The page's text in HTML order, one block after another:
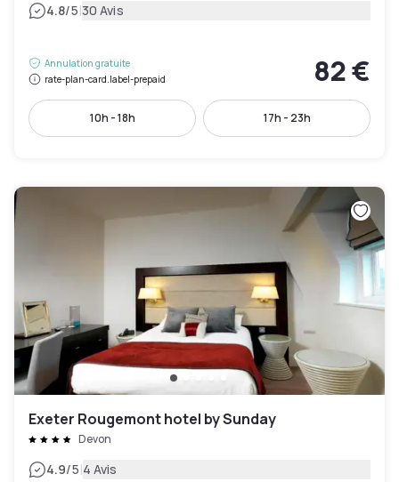
4.8/5|30 Avis
Annulation gratuite
rate-plan-card.label-prepaid
82 €
10h - 18h 17h - 23h
Exeter Rougemont hotel by Sunday
Devon
4.9/5|4 Avis